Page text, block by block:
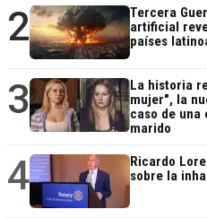
2
Tercera
artificial
países
3
La historia
mujer", la
caso de una
marido
4
Ricardo
sobre la